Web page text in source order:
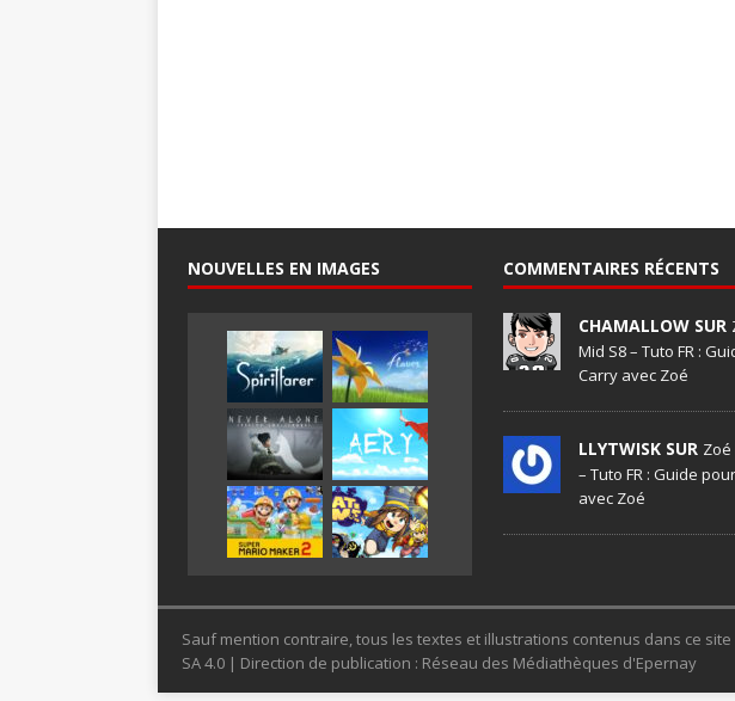
NOUVELLES EN IMAGES COMMENTAIRES RÉCENTS
CHAMALLOW SUR
Mid S8 – Tuto FR :
Carry avec Zoé
LLYTWISK SUR Zoé
– Tuto FR : Guide
avec Zoé
Sauf mention contraire, tous les textes et illustrations contenus dans ce
SA 4.0 | Direction de publication : Réseau des Médiathèques d'Epernay